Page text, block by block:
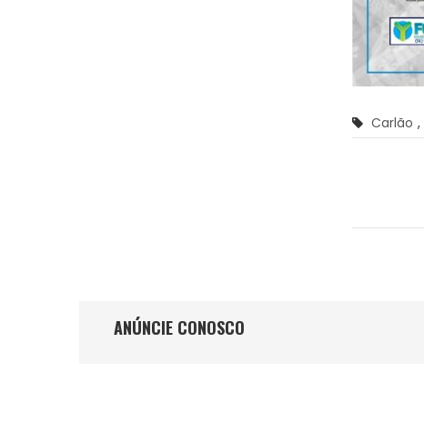
Carlão ,
ANÚNCIE CONOSCO